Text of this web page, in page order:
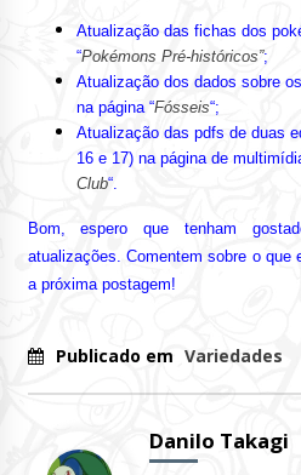
Atualização das fichas dos
“Pokémons Pré-históricos”;
Atualização dos dados sobre
na página “Fósseis“;
Atualização das pdfs de duas
16 e 17) na página de
Club“.
Bom, espero que tenham
atualizações. Comentem sobre o que
a próxima postagem!
Publicado em Variedades
Danilo Takagi